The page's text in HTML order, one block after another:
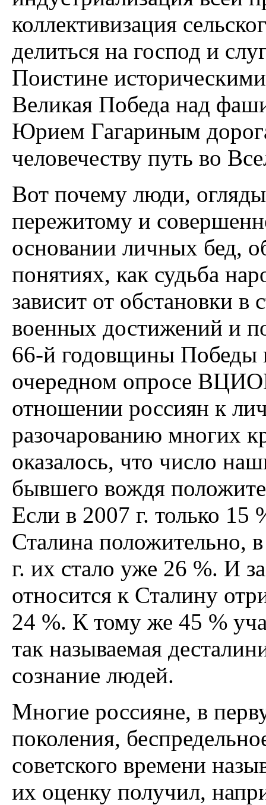
коллективизация
делиться на господ и
Поистине
Великая Победа над
Юрием Гагариным
человечеству путь во
Вот почему люди,
пережитому и
основании личных бед,
понятиях, как судьба
зависит от обстановки
военных достижений и
66-й годовщины Победы
очередном опросе
отношении россиян к
разочарованию многих
оказалось, что число
бывшего вождя
Если в 2007 г. только
Сталина положительно,
г. их стало уже 26 %. И
относится к Сталину
24 %. К тому же 45 %
так называемая
сознание людей.
Многие россияне, в
поколения,
советского времени
их оценку получил,